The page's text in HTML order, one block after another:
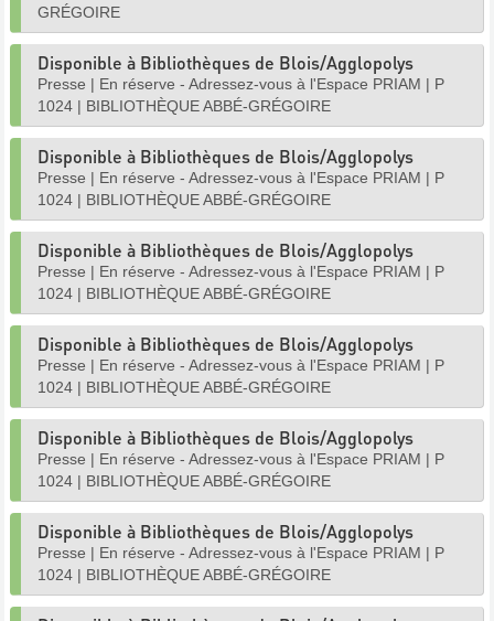
GRÉGOIRE
Disponible à Bibliothèques de Blois/Agglopolys
Presse | En réserve - Adressez-vous à l'Espace PRIAM | P
1024 | BIBLIOTHÈQUE ABBÉ-GRÉGOIRE
Disponible à Bibliothèques de Blois/Agglopolys
Presse | En réserve - Adressez-vous à l'Espace PRIAM | P
1024 | BIBLIOTHÈQUE ABBÉ-GRÉGOIRE
Disponible à Bibliothèques de Blois/Agglopolys
Presse | En réserve - Adressez-vous à l'Espace PRIAM | P
1024 | BIBLIOTHÈQUE ABBÉ-GRÉGOIRE
Disponible à Bibliothèques de Blois/Agglopolys
Presse | En réserve - Adressez-vous à l'Espace PRIAM | P
1024 | BIBLIOTHÈQUE ABBÉ-GRÉGOIRE
Disponible à Bibliothèques de Blois/Agglopolys
Presse | En réserve - Adressez-vous à l'Espace PRIAM | P
1024 | BIBLIOTHÈQUE ABBÉ-GRÉGOIRE
Disponible à Bibliothèques de Blois/Agglopolys
Presse | En réserve - Adressez-vous à l'Espace PRIAM | P
1024 | BIBLIOTHÈQUE ABBÉ-GRÉGOIRE